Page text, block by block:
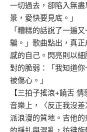
一切過去，卻陷入無
景，愛快要見底。」
「糟糕的話說了一遍
騙。」歌曲點出，真
感的自己。閃亮則以
對的脆弱：「我知道
被傷心。」
【三拍子搖滾+饒舌 情
音樂上，〈反正我沒
派浪漫的質地。吉他